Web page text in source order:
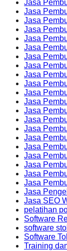
Jasa
Jasa
Jasa
Jasa
Jasa
Jasa
Jasa
Jasa
Jasa
Jasa
Jasa
Jasa
Jasa
Jasa
Jasa
Jasa
Jasa
Jasa
Jasa
Jasa
Jasa
Jasa
Jasa SEO
pelatihan
Software
software
Software
Training